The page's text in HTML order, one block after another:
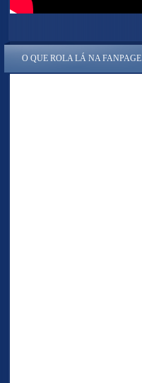
O QUE ROLA LÁ NA FANPAGE